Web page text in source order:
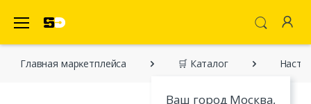
Ваш город Москва,
Главная марĸетплейса 🛒 Каталог